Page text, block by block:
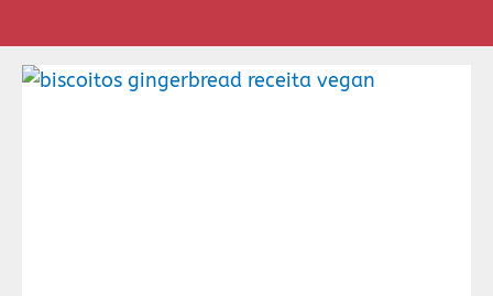
PáginaPáginaPáginaPáginaPágina